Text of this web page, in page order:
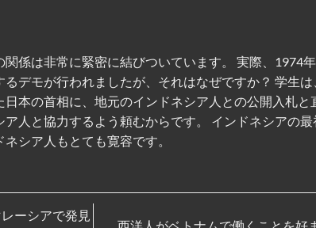
係は非常に緊密に結びついています。 実際、1974
るデモが行われましたが、それはなぜですか？ 学生
本の首相に、地元のインドネシア人との公開入札と
人と協力するよう頼むからです。 インドネシアの最
シア人もとても寛容です。
ーシアで発見